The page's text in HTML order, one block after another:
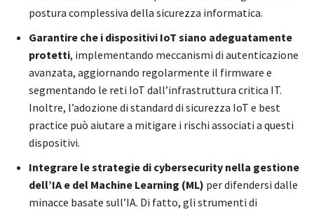
postura complessiva della sicurezza informatica.
Garantire che i dispositivi IoT siano adeguatamente
protetti, implementando meccanismi di autenticazione
avanzata, aggiornando regolarmente il firmware e
segmentando le reti IoT dall’infrastruttura critica IT.
Inoltre, l’adozione di standard di sicurezza IoT e best
practice può aiutare a mitigare i rischi associati a questi
dispositivi.
Integrare le strategie di cybersecurity nella gestione
dell’IA e del Machine Learning (ML) per difendersi dalle
minacce basate sull’IA. Di fatto, gli strumenti di